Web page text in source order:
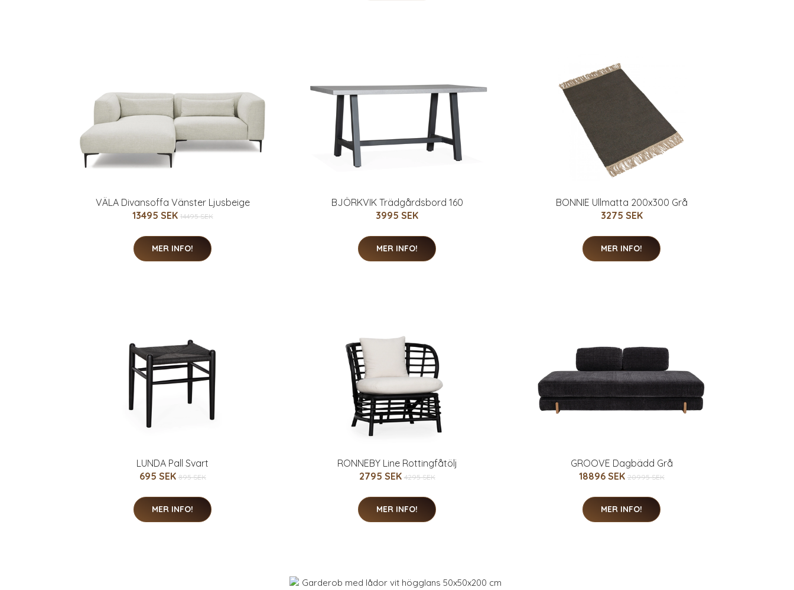
VÄLA Divansoffa Vänster Ljusbeige
13495 SEK 14495 SEK
MER INFO!
BJÖRKVIK Trädgårdsbord 160
3995 SEK
MER INFO!
BONNIE Ullmatta 200x300 Grå
3275 SEK
MER INFO!
LUNDA Pall Svart
695 SEK 895 SEK
MER INFO!
RONNEBY Line Rottingfåtölj
2795 SEK 4295 SEK
MER INFO!
GROOVE Dagbädd Grå
18896 SEK 20995 SEK
MER INFO!